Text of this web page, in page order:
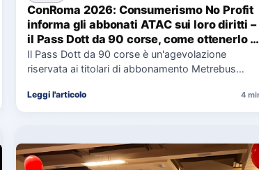
ConRoma 2026: Consumerismo No Profit
informa gli abbonati ATAC sui loro diritti –
il Pass Dott da 90 corse, come ottenerlo e
cosa spetta in caso di disservizi
Il Pass Dott da 90 corse è un'agevolazione
riservata ai titolari di abbonamento Metrebus
Leggi l'articolo 4